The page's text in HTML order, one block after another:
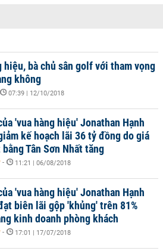
hiệu, bà chủ sân golf với tham vọng
không
07:39 | 12/10/2018
'vua hàng hiệu' Jonathan Hạnh
kế hoạch lãi 36 tỷ đồng do giá
Tân Sơn Nhất tăng
- 11:21 | 06/08/2018
'vua hàng hiệu' Jonathan Hạnh
biên lãi gộp 'khủng' trên 81%
kinh doanh phòng khách
- 17:01 | 17/07/2018